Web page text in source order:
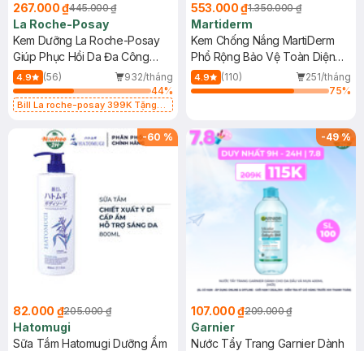
267.000 ₫445.000 ₫
La Roche-Posay
Kem Dưỡng La Roche-Posay
Giúp Phục Hồi Da Đa Công
Dụng 40ml
4.9 (56)
932/tháng
44%
Bill La roche-posay 399K Tặng
(SL có hạn)
553.000 ₫1.350.000 ₫
Martiderm
Kem Chống Nắng MartiDerm
Phổ Rộng Bảo Vệ Toàn Diện
40ml
4.9 (110)
251/tháng
75%
-60 %
82.000 ₫205.000 ₫
Hatomugi
Sữa Tắm Hatomugi Dưỡng Ẩm
-49%
107.000 ₫209.000 ₫
Garnier
Nước Tẩy Trang Garnier Dành